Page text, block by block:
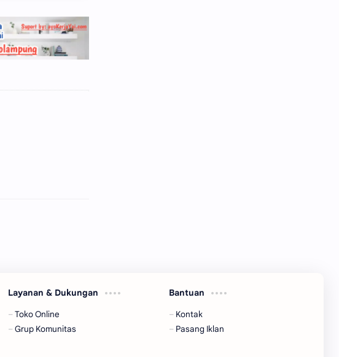
Layanan & Dukungan
Toko Online
Grup Komunitas
Bantuan
Kontak
Pasang Iklan